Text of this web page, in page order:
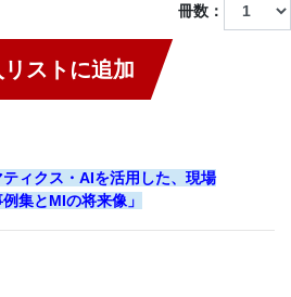
冊数：
リストに追加
ティクス・AIを活用した、現場
集とMIの将来像」